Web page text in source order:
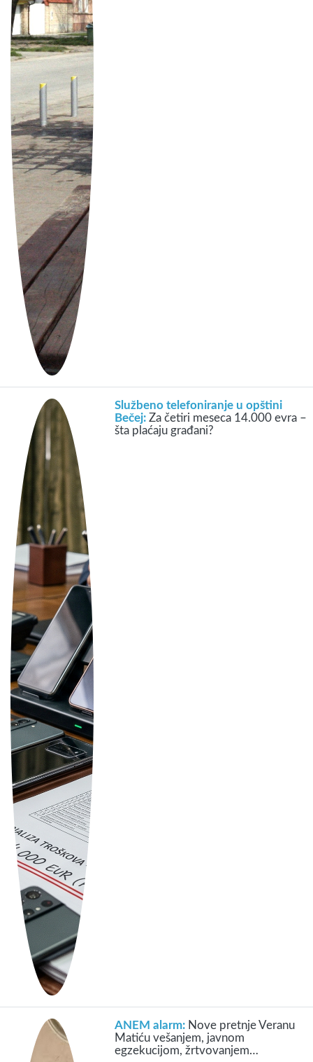
Službeno telefoniranje u opštini
Bečej:Za četiri meseca 14.000 evra –
šta plaćaju građani?
ANEM alarm: Nove pretnje Veranu
Matiću vešanjem, javnom
egzekucijom, žrtvovanjem…